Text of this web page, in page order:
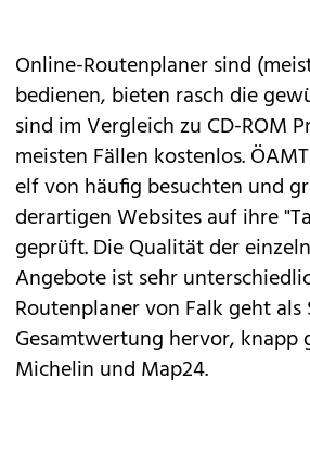
Online-Routenplaner sind
bedienen, bieten rasch die
sind im Vergleich zu CD-ROM
meisten Fällen kostenlos.
elf von häufig besuchten und
derartigen Websites auf ihre
geprüft. Die Qualität der
Angebote ist sehr
Routenplaner von Falk geht als
Gesamtwertung hervor, knapp
Michelin und Map24.